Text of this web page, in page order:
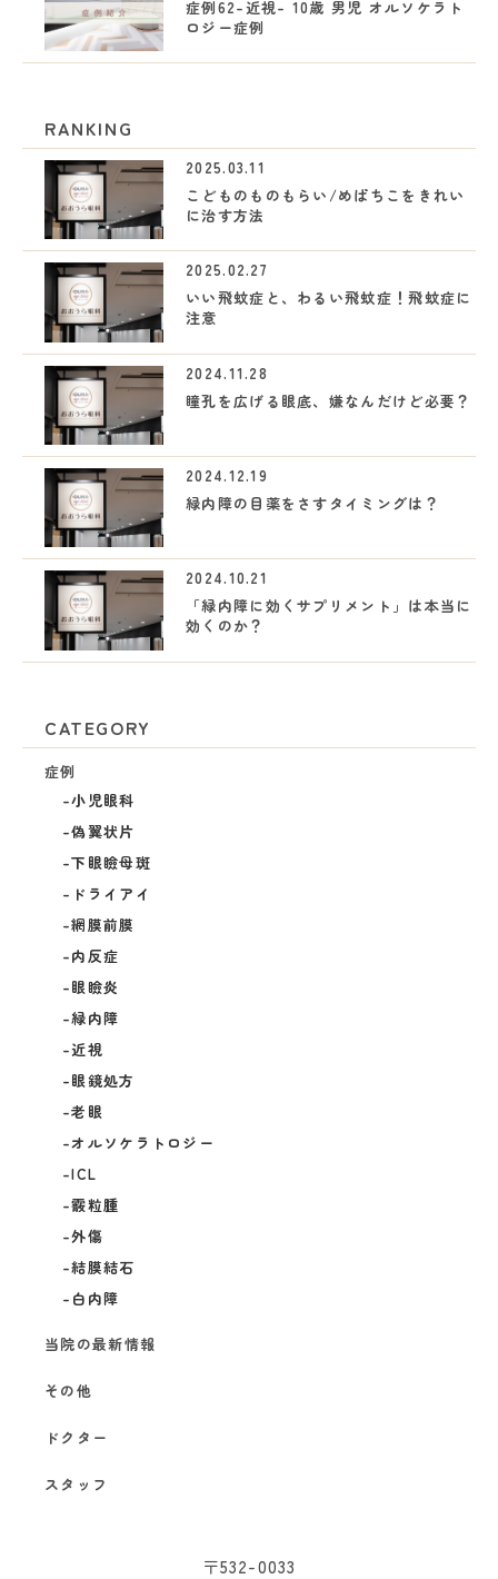
症例62-近視- 10歳 男児 オルソケラト
ロジー症例
RANKING
2025.03.11
こどものものもらい/めばちこをきれい
に治す方法
2025.02.27
いい飛蚊症と、わるい飛蚊症！飛蚊症に
注意
2024.11.28
瞳孔を広げる眼底、嫌なんだけど必要？
2024.12.19
緑内障の目薬をさすタイミングは？
2024.10.21
「緑内障に効くサプリメント」は本当に
効くのか？
CATEGORY
症例
小児眼科
偽翼状片
下眼瞼母斑
ドライアイ
網膜前膜
内反症
眼瞼炎
緑内障
近視
眼鏡処方
老眼
オルソケラトロジー
ICL
霰粒腫
外傷
結膜結石
白内障
当院の最新情報
その他
ドクター
スタッフ
〒532-0033